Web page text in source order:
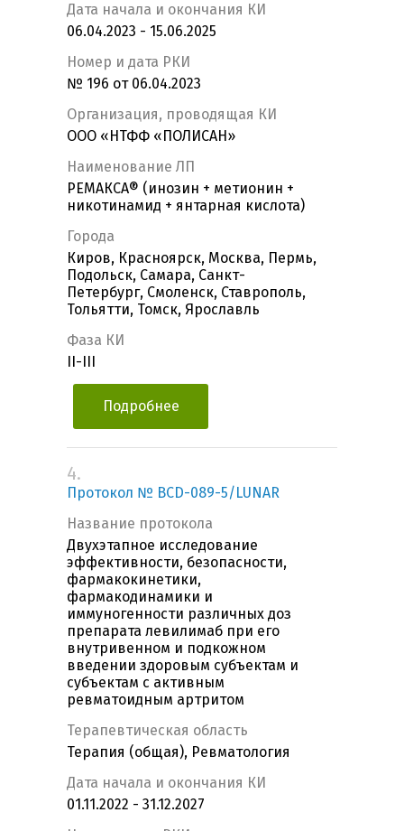
Дата начала и окончания КИ
06.04.2023 - 15.06.2025
Номер и дата РКИ
№ 196 от 06.04.2023
Организация, проводящая КИ
ООО «НТФФ «ПОЛИСАН»
Наименование ЛП
РЕМАКСА® (инозин + метионин +
никотинамид + янтарная кислота)
Города
Киров, Красноярск, Москва, Пермь,
Подольск, Самара, Санкт-
Петербург, Смоленск, Ставрополь,
Тольятти, Томск, Ярославль
Фаза КИ
II-III
Подробнее
4.
Протокол № BCD-089-5/LUNAR
Название протокола
Двухэтапное исследование
эффективности, безопасности,
фармакокинетики,
фармакодинамики и
иммуногенности различных доз
препарата левилимаб при его
внутривенном и подкожном
введении здоровым субъектам и
субъектам с активным
ревматоидным артритом
Терапевтическая область
Терапия (общая), Ревматология
Дата начала и окончания КИ
01.11.2022 - 31.12.2027